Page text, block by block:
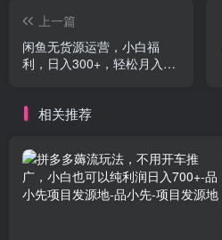
上一篇
闲鱼无货源运营，小白福
利，日入300+，轻松月入过
相关推荐